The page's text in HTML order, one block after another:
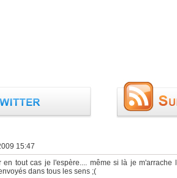
15:47
en tout cas je l'espère.... même si là je
dans tous les sens ;(